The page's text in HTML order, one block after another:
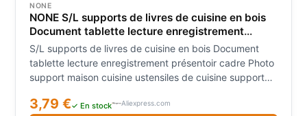
NONE
NONE S/L supports de livres de cuisine en bois
Document tablette lecture enregistrement
présentoir cadre Photo support maison cuisine
ustensiles de cuisine support de rangement
S/L supports de livres de cuisine en bois Document
tablette lecture enregistrement présentoir cadre Photo
support maison cuisine ustensiles de cuisine support
3,79 €✓ En stock Aliexpress.com